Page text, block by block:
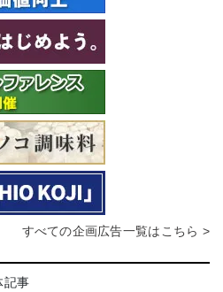
すべての企画広告一覧はこちら >
記事